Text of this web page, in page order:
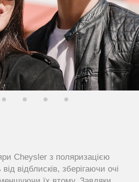
Cheysler з поляризацією
відблисків, зберігаючи очі